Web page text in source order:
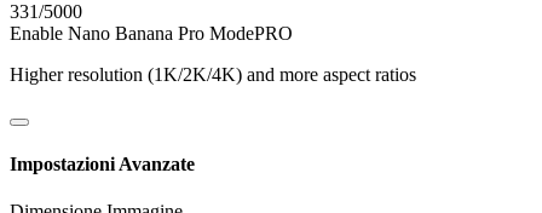
331/5000
Enable Nano Banana Pro ModePRO
Higher resolution (1K/2K/4K) and more aspect ratios
Impostazioni Avanzate